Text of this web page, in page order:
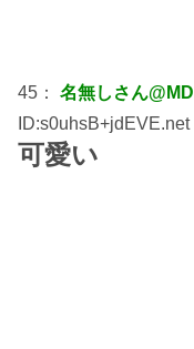
45： 名無しさん@MD
ID:s0uhsB+jdEVE.net
可愛い